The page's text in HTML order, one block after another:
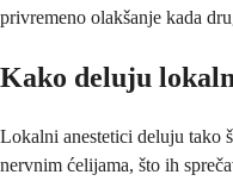
privremeno olakšanje kada
Kako deluju
Lokalni anestetici deluju tako
nervnim ćelijama, što ih